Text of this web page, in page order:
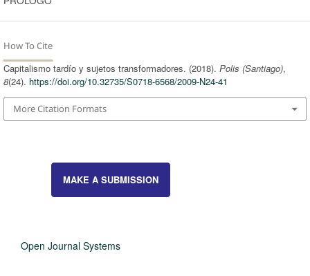
How To Cite
Capitalismo tardío y sujetos transformadores. (2018). Polis (Santiago),
8(24). https://doi.org/10.32735/S0718-6568/2009-N24-41
More Citation Formats
MAKE A SUBMISSION
Open Journal Systems